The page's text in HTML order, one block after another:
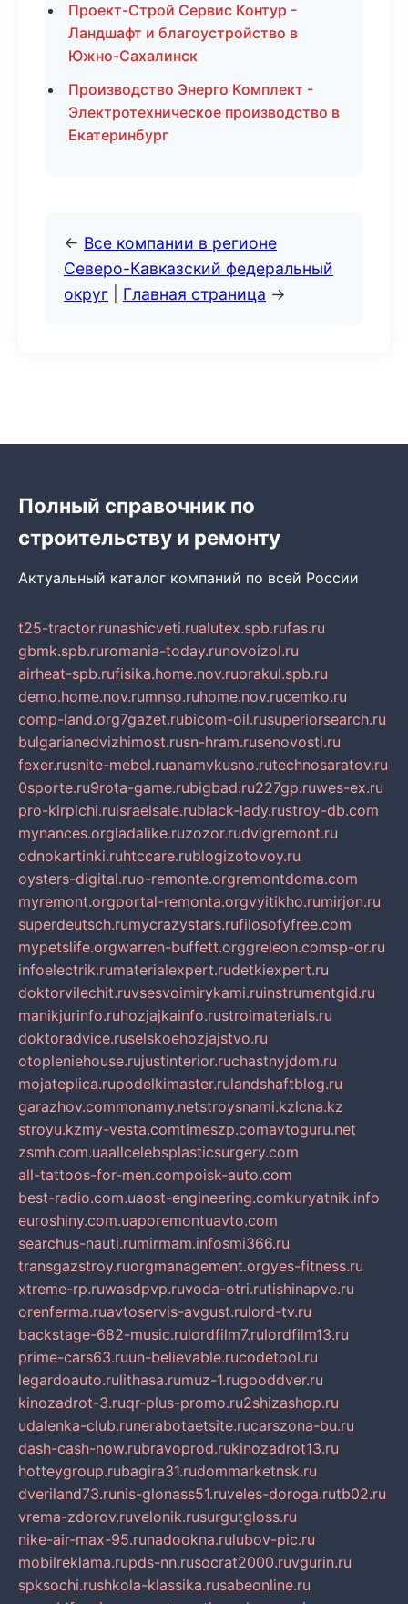
Проект-Строй Сервис Контур -
Ландшафт и благоустройство в
Южно-Сахалинск
Производство Энерго Комплект -
Электротехническое производство в
Екатеринбург
← Все компании в регионе
Северо-Кавказский федеральный
округ
Главная страница →
Полный справочник по
строительству и ремонту
Актуальный каталог компаний по всей России
t25-tractor.runashicveti.rualutex.spb.rufas.ru
gbmk.spb.ruromania-today.runovoizol.ru
airheat-spb.rufisika.home.nov.ruorakul.spb.ru
demo.home.nov.rumnso.ruhome.nov.rucemko.ru
comp-land.org7gazet.rubicom-oil.rusuperiorsearch.ru
bulgarianedvizhimost.rusn-hram.rusenovosti.ru
fexer.rusnite-mebel.ruanamvkusno.rutechnosaratov.ru
0sporte.ru9rota-game.rubigbad.ru227gp.ruwes-ex.ru
pro-kirpichi.ruisraelsale.rublack-lady.rustroy-db.com
mynances.orgladalike.ruzozor.rudvigremont.ru
odnokartinki.ruhtccare.rublogizotovoy.ru
oysters-digital.ruo-remonte.orgremontdoma.com
myremont.orgportal-remonta.orgvyitikho.rumirjon.ru
superdeutsch.rumycrazystars.rufilosofyfree.com
mypetslife.orgwarren-buffett.orggreleon.comsp-or.ru
infoelectrik.rumaterialexpert.rudetkiexpert.ru
doktorvilechit.ruvsesvoimirykami.ruinstrumentgid.ru
manikjurinfo.ruhozjajkainfo.rustroimaterials.ru
doktoradvice.ruselskoehozjajstvo.ru
otopleniehouse.rujustinterior.ruchastnyjdom.ru
mojateplica.rupodelkimaster.rulandshaftblog.ru
garazhov.commonamy.netstroysnami.kzlcna.kz
stroyu.kzmy-vesta.comtimeszp.comavtoguru.net
zsmh.com.uaallcelebsplasticsurgery.com
all-tattoos-for-men.compoisk-auto.com
best-radio.com.uaost-engineering.comkuryatnik.info
euroshiny.com.uaporemontuavto.com
searchus-nauti.rumirmam.infosmi366.ru
transgazstroy.ruorgmanagement.orgyes-fitness.ru
xtreme-rp.ruwasdpvp.ruvoda-otri.rutishinapve.ru
orenferma.ruavtoservis-avgust.rulord-tv.ru
backstage-682-music.rulordfilm7.rulordfilm13.ru
prime-cars63.ruun-believable.rucodetool.ru
legardoauto.rulithasa.rumuz-1.rugooddver.ru
kinozadrot-3.ruqr-plus-promo.ru2shizashop.ru
udalenka-club.runerabotaetsite.rucarszona-bu.ru
dash-cash-now.rubravoprod.rukinozadrot13.ru
hotteygroup.rubagira31.rudommarketnsk.ru
dveriland73.runis-glonass51.ruveles-doroga.rutb02.ru
vrema-zdorov.ruvelonik.rusurgutgloss.ru
nike-air-max-95.runadookna.rulubov-pic.ru
mobilreklama.rupds-nn.rusocrat2000.ruvgurin.ru
spksochi.rushkola-klassika.rusabeonline.ru